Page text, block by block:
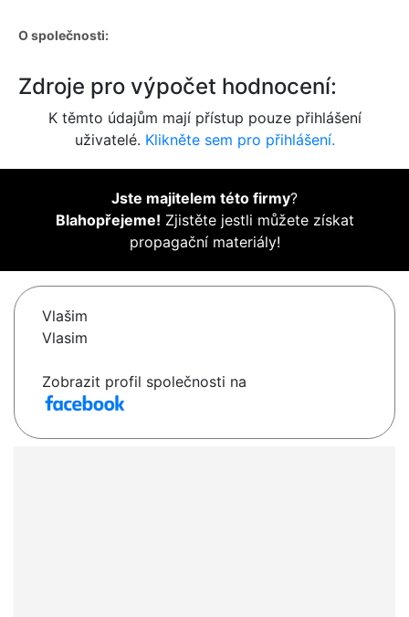
O společnosti:
Zdroje pro výpočet hodnocení:
K těmto údajům mají přístup pouze přihlášení
uživatelé. Klikněte sem pro přihlášení.
Jste majitelem této firmy?
Blahopřejeme! Zjistěte jestli můžete získat
propagační materiály!
Vlašim
Vlasim
Zobrazit profil společnosti na